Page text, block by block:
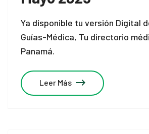
panel
panel
Ya disponible tu versión Digital
Guías-Médica, Tu directorio
Panamá.
Leer Más